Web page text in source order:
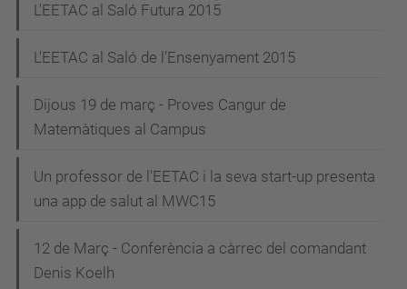
L'EETAC al Saló Futura 2015
L'EETAC al Saló de l'Ensenyament 2015
Dijous 19 de març - Proves Cangur de
Matemàtiques al Campus
Un professor de l'EETAC i la seva start-up presenta
una app de salut al MWC15
12 de Març - Conferència a càrrec del comandant
Denis Koelh